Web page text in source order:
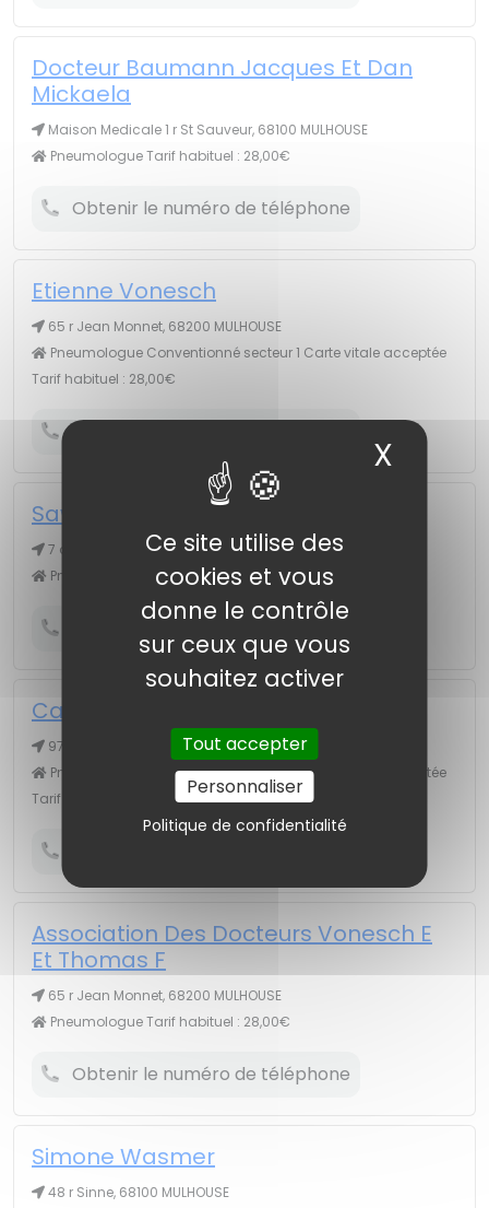
Ce site utilise des
cookies et vous
donne le contrôle
sur ceux que vous
souhaitez activer
Tout accepter
Personnaliser
Politique de confidentialité
X
Docteur Baumann Jacques Et Dan
Mickaela
Maison Medicale 1 r St Sauveur, 68100 MULHOUSE
Pneumologue Tarif habituel : 28,00€
Obtenir le numéro de téléphone
Etienne Vonesch
65 r Jean Monnet, 68200 MULHOUSE
Pneumologue Conventionné secteur 1 Carte vitale acceptée
Tarif habituel : 28,00€
Obtenir le numéro de téléphone
Sawaf Et Schmitz (SCPM)
7 av Marne, 68000 COLMAR
Pneumologue Tarif habituel : 28,00€
Castellano Maria Alina
97 rte Neuf Brisach, 68000 COLMAR
Pneumologue Conventionné secteur 1 Carte vitale acceptée
Tarif habituel : 28,00€
Association Des Docteurs Vonesch E
Et Thomas F
65 r Jean Monnet, 68200 MULHOUSE
Pneumologue Tarif habituel : 28,00€
Obtenir le numéro de téléphone
Simone Wasmer
48 r Sinne, 68100 MULHOUSE